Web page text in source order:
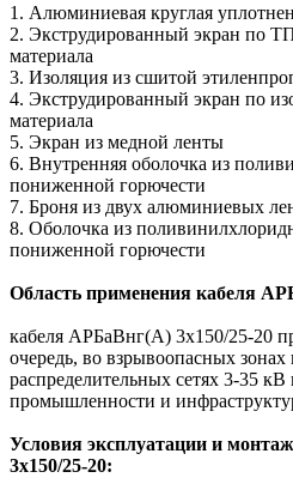
1. Алюминиевая круглая
2. Экструдированный экран по
материала
3. Изоляция из сшитой
4. Экструдированный экран по
материала
5. Экран из медной ленты
6. Внутренняя оболочка из
пониженной горючести
7. Броня из двух алюминиевых
8. Оболочка из
пониженной горючести
Область применения кабеля
кабеля АРБаВнг(A) 3х150/25-20
очередь, во взрывоопасных зонах
распределительных сетях 3-35 кВ
промышленности и
Условия эксплуатации и
3х150/25-20: